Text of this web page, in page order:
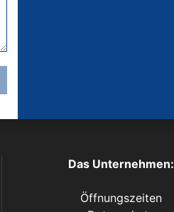
Das Unternehmen:
Öffnungszeiten